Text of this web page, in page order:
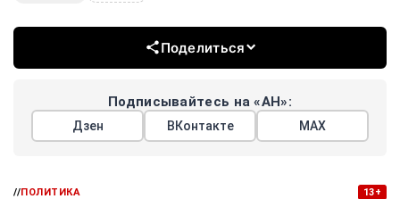
Поделиться
Подписывайтесь на «АН»:
Дзен ВКонтакте МАХ
//ПОЛИТИКА 13+